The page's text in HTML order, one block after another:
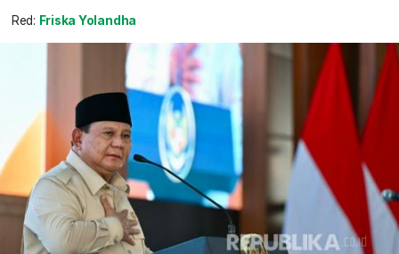
Red: Friska Yolandha